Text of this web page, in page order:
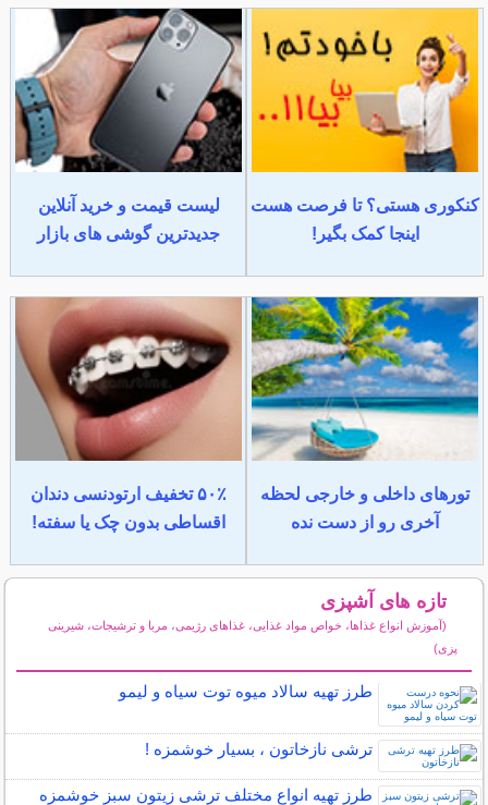
کنکوری هستی؟ تا فرصت هست
اینجا کمک بگیر!
لیست قیمت و خرید آنلاین
جدیدترین گوشی های بازار
تورهای داخلی و خارجی لحظه
آخری رو از دست نده
۵۰٪ تخفیف ارتودنسی دندان
اقساطی بدون چک یا سفته!
تازه های آشپزی
(آموزش انواع غذاها، خواص مواد غذایی، غذاهای رژیمی، مربا و ترشیجات، شیرینی
پزی)
طرز تهیه سالاد میوه توت سیاه و لیمو
ترشی نازخاتون ، بسیار خوشمزه !
طرز تهیه انواع مختلف ترشی زیتون سبز خوشمزه